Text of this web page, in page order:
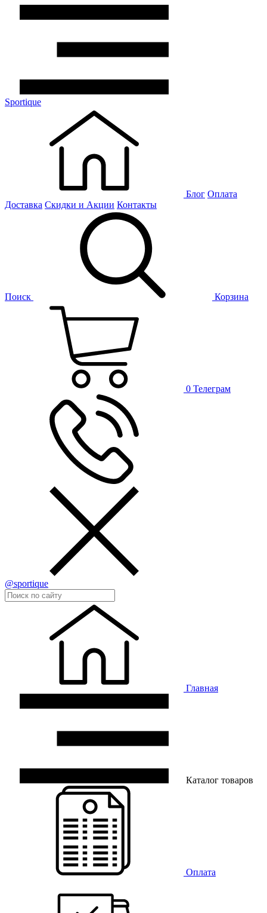
Sportique
Блог Оплата
Доставка Скидки и Акции Контакты
Поиск Корзина
0 Телеграм
@sportique
Главная
Каталог товаров
Оплата